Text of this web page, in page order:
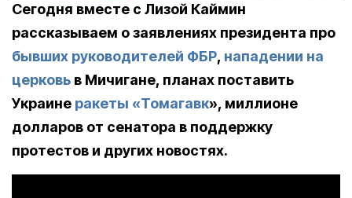
Сегодня вместе с Лизой Каймин
рассказываем о заявлениях президента про
бывших руководителей ФБР, нападении на
церковь в Мичигане, планах поставить
Украине ракеты «Томагавк», миллионе
долларов от сенатора в поддержку
протестов и других новостях.